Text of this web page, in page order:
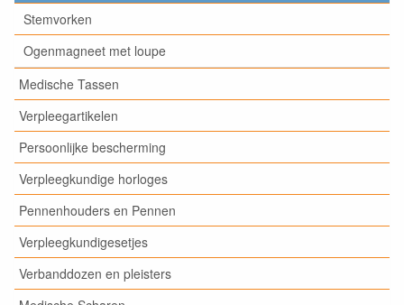
Stemvorken
Ogenmagneet met loupe
Medische Tassen
Verpleegartikelen
Persoonlijke bescherming
Verpleegkundige horloges
Pennenhouders en Pennen
Verpleegkundigesetjes
Verbanddozen en pleisters